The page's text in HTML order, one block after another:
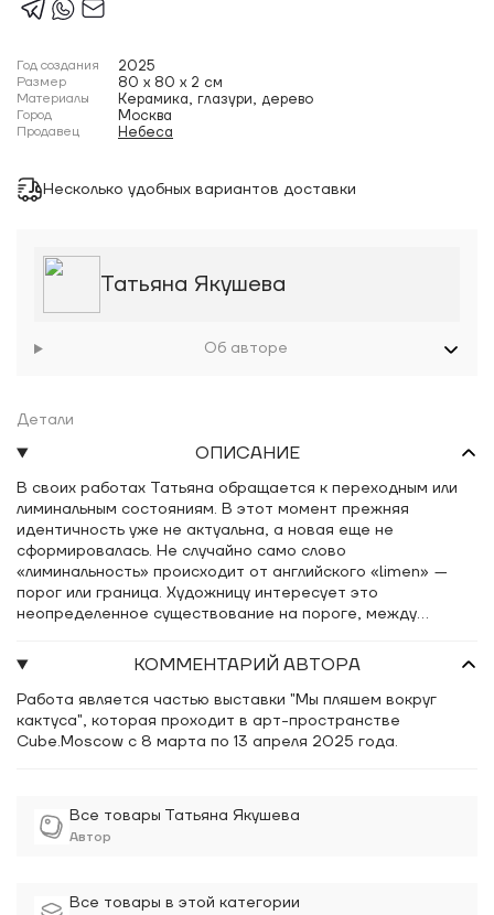
Год создания 2025
Размер 80 x 80 x 2 см
Материалы Керамика, глазури, дерево
Город Москва
Продавец Небеса
Несколько удобных вариантов доставки
Все товары Татьяна Якушева
Автор
Все товары в этой категории
Татьяна Якушева
Об авторе
Детали
ОПИСАНИЕ
В своих работах Татьяна обращается к переходным или
лиминальным состояниям. В этот момент прежняя
идентичность уже не актуальна, а новая еще не
сформировалась. Не случайно само слово
«лиминальность» происходит от английского «limen» —
порог или граница. Художницу интересует это
неопределенное существование на пороге, между
этом промежутке? Каково это —находиться в процессе
превращения? Традиционно с этими переходными
состояниями были связаны различные обряды—при
рождении, инициации, вступлении в брак, проводах в
загробный мир. Каждый раз человек отбрасывал свою
сами справляться с переменами, изобретая собственные
обряды.
КОММЕНТАРИЙ АВТОРА
Работа является частью выставки "Мы пляшем вокруг
кактуса", которая проходит в арт-пространстве
Cube.Moscow c 8 марта по 13 апреля 2025 года.